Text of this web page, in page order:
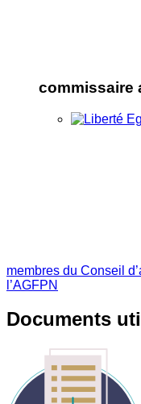
commissaire
membres du Conseil
l’AGFPN
Documents